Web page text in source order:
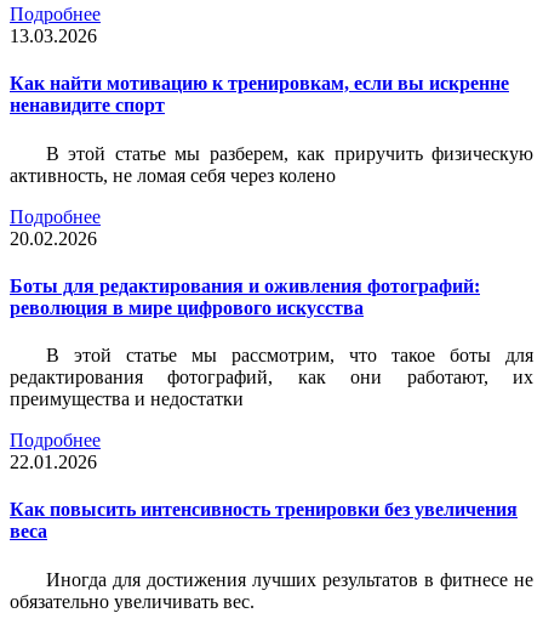
Подробнее
13.03.2026
Как найти мотивацию к тренировкам, если вы искренне
ненавидите спорт
В этой статье мы разберем, как приручить физическую
активность, не ломая себя через колено
Подробнее
20.02.2026
Боты для редактирования и оживления фотографий:
революция в мире цифрового искусства
В этой статье мы рассмотрим, что такое боты для
редактирования фотографий, как они работают, их
преимущества и недостатки
Подробнее
22.01.2026
Как повысить интенсивность тренировки без увеличения
веса
Иногда для достижения лучших результатов в фитнесе не
обязательно увеличивать вес.